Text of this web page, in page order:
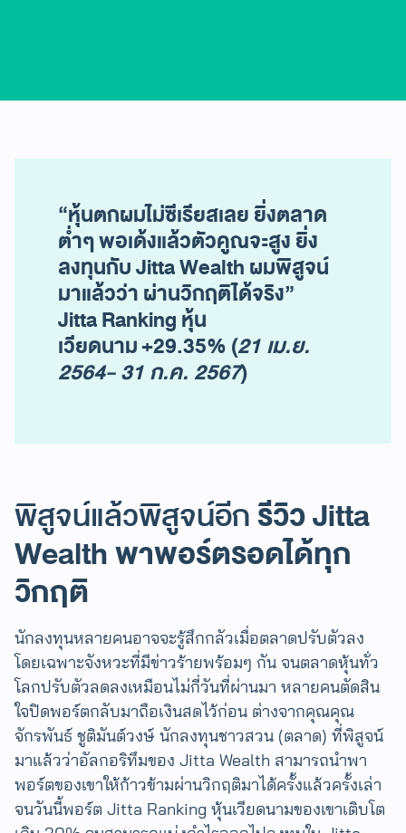
“หุ้นตกผมไม่ซีเรียสเลย ยิ่งตลาด
ต่ำๆ พอเด้งแล้วตัวคูณจะสูง ยิ่ง
ลงทุนกับ Jitta Wealth ผมพิสูจน์
มาแล้วว่า ผ่านวิกฤติได้จริง”
Jitta Ranking หุ้น
เวียดนาม +29.35% (21 เม.ย.
2564- 31 ก.ค. 2567)
พิสูจน์แล้วพิสูจน์อีกรีวิวJitta
Wealth พาพอร์ตรอดได้ทุก
วิกฤติ
นักลงทุนหลายคนอาจจะรู้สึกกลัวเมื่อตลาดปรับตัวลง
โดยเฉพาะจังหวะที่มีข่าวร้ายพร้อมๆ กัน จนตลาดหุ้นทั่ว
โลกปรับตัวลดลงเหมือนไม่กี่วันที่ผ่านมา หลายคนตัดสิน
ใจปิดพอร์ตกลับมาถือเงินสดไว้ก่อน ต่างจากคุณคุณ
จักรพันธ์ ชูติมันต์วงษ์ นักลงทุนชาวสวน (ตลาด) ที่พิสูจน์
มาแล้วว่าอัลกอริทึมของ Jitta Wealth สามารถนำพา
พอร์ตของเขาให้ก้าวข้ามผ่านวิกฤติมาได้ครั้งแล้วครั้งเล่า
จนวันนี้พอร์ต Jitta Ranking หุ้นเวียดนามของเขาเติบโต